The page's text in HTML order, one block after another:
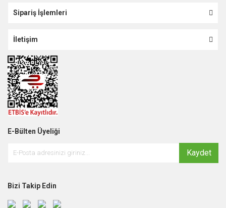
Sipariş İşlemleri
İletişim
E-Bülten Üyeliği
Kaydet
Bizi Takip Edin